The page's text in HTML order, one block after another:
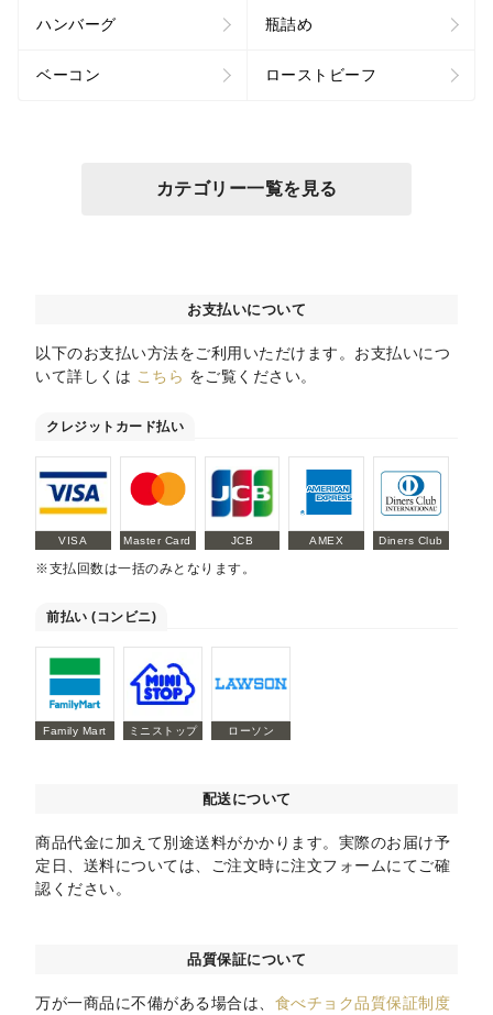
ハンバーグ 瓶詰め
ベーコン ローストビーフ
カテゴリー一覧を見る
お支払いについて
以下のお支払い方法をご利用いただけます。お支払いにつ
いて詳しくは こちら をご覧ください。
クレジットカード払い
VISA Master Card JCB AMEX Diners Club
※支払回数は一括のみとなります。
前払い (コンビニ)
Family Mart ミニストップ ローソン
配送について
商品代金に加えて別途送料がかかります。実際のお届け予
定日、送料については、ご注文時に注文フォームにてご確
認ください。
品質保証について
万が一商品に不備がある場合は、 食べチョク品質保証制度